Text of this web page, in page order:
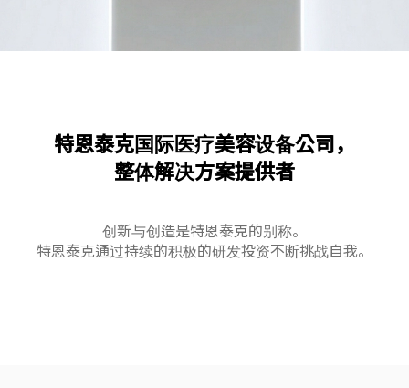
特恩泰克国际医疗美容设备公司，
整体解决方案提供者
创新与创造是特恩泰克的别称。
特恩泰克通过持续的积极的研发投资不断挑战自我。